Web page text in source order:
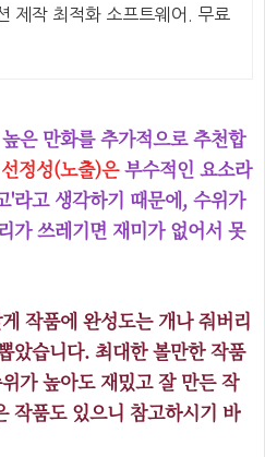
제작 최적화 소프트웨어. 무료
은 만화를 추가적으로 추천합
선정성(노출)은부수적인 요소라
'라고 생각하기 때문에, 수위가
가 쓰레기면 재미가 없어서 못
작품에 완성도는 개나 줘버리
았습니다. 최대한 볼만한 작품
가 높아도 재밌고 잘 만든 작
작품도 있으니 참고하시기 바